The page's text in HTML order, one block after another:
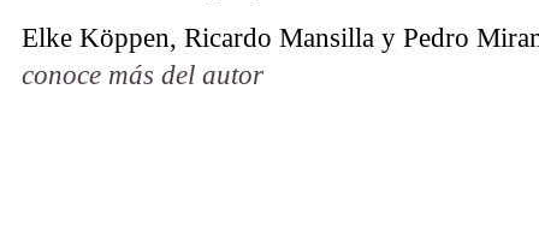
Elke Köppen, Ricardo Mansilla y Pedro
conoce más del autor